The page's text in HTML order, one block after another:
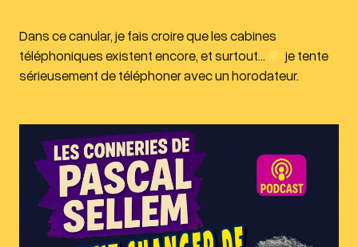
Dans ce canular, je fais croire que les cabines
téléphoniques existent encore, et surtout…
je tente
sérieusement de téléphoner avec un horodateur.